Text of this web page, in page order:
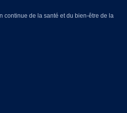
continue de la santé et du bien-être de la